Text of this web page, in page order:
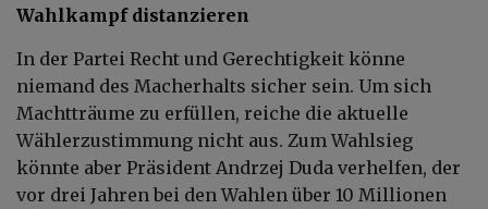
Wahlkampf distanzieren
In der Partei Recht und Gerechtigkeit könne
niemand des Macherhalts sicher sein. Um sich
Machtträume zu erfüllen, reiche die aktuelle
Wählerzustimmung nicht aus. Zum Wahlsieg
könnte aber Präsident Andrzej Duda verhelfen, der
vor drei Jahren bei den Wahlen über 10 Millionen